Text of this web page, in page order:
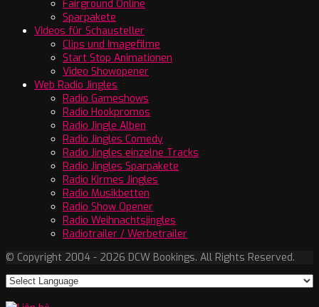
Fairground Online
Sparpakete
Videos für Schausteller
Clips und Imagefilme
Start Stop Animationen
Video Showopener
Web Radio Jingles
Radio Gameshows
Radio Hookpromos
Radio Jingle Alben
Radio Jingles Comedy
Radio Jingles einzelne Tracks
Radio Jingles Sparpakete
Radio Kirmes Jingles
Radio Musikbetten
Radio Show Opener
Radio Weihnachtsjingles
Radiotrailer / Werbetrailer
© Copyright 2004 - 2026 DCW Bookings. All Rights Reserved.